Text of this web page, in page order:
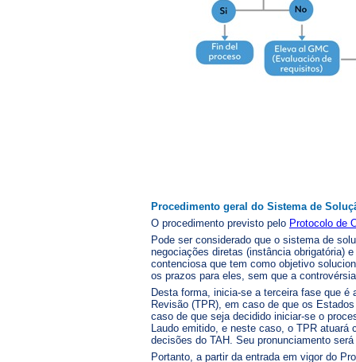
Procedimento geral do Sistema de
O procedimento previsto pelo Protocolo de
Pode ser considerado que o sistema de
negociações diretas (instância obrigatória)
contenciosa que tem como objetivo
os prazos para eles, sem que a
Desta forma, inicia-se a terceira fase que é
Revisão (TPR), em caso de que os
caso de que seja decidido iniciar-se o
Laudo emitido, e neste caso, o TPR
decisões do TAH. Seu pronunciamento
Portanto, a partir da entrada em vigor do